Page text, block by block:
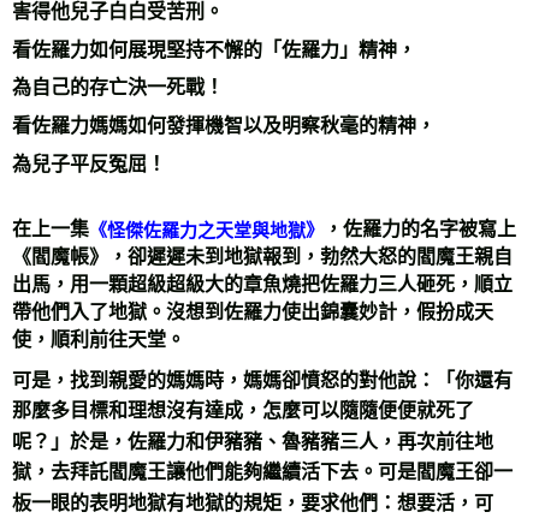
害得他兒子白白受苦刑。
看佐羅力如何展現堅持不懈的「佐羅力」精神，
為自己的存亡決一死戰！
看佐羅力媽媽如何發揮機智以及明察秋毫的精神，
為兒子平反冤屈！
在上一集 《怪傑佐羅力之天堂與地獄》
，佐羅力的名字被寫上
《閻魔帳》，卻遲遲未到地獄報到，勃然大怒的閻魔王親自
出馬，用一顆超級超級大的章魚燒把佐羅力三人砸死，順立
帶他們入了地獄。沒想到佐羅力使出錦囊妙計，假扮成天
使，順利前往天堂。
可是，找到親愛的媽媽時，媽媽卻憤怒的對他說：「你還有
那麼多目標和理想沒有達成，怎麼可以隨隨便便就死了
呢？」於是，佐羅力和伊豬豬、魯豬豬三人，再次前往地
獄，去拜託閻魔王讓他們能夠繼續活下去。可是閻魔王卻一
板一眼的表明地獄有地獄的規矩，要求他們：想要活，可